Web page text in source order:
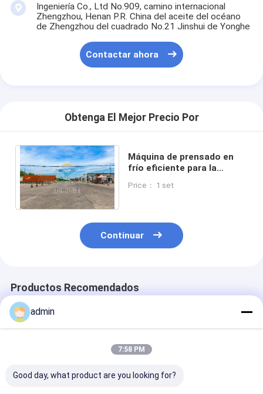
Ingeniería Co., Ltd No.909, camino internacional
Zhengzhou, Henan P.R. China del aceite del océano
de Zhengzhou del cuadrado No.21 Jinshui de Yonghe
Contactar ahora
Obtenga El Mejor Precio Por
Máquina de prensado en
frío eficiente para la
200C 30-150KW
Price： 1 set
Continuar
Productos Recomendados
admin
7:58 PM
Good day, what product are you looking for?